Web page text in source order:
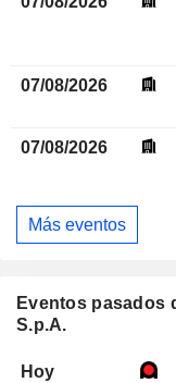
07/08/2026
07/08/2026
Más eventos
Eventos pasados
S.p.A.
Hoy